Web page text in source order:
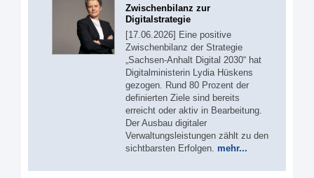
Zwischenbilanz zur
Digitalstrategie
[17.06.2026] Eine positive
Zwischenbilanz der Strategie
„Sachsen-Anhalt Digital 2030“ hat
Digitalministerin Lydia Hüskens
gezogen. Rund 80 Prozent der
definierten Ziele sind bereits
erreicht oder aktiv in Bearbeitung.
Der Ausbau digitaler
Verwaltungsleistungen zählt zu den
sichtbarsten Erfolgen. mehr...